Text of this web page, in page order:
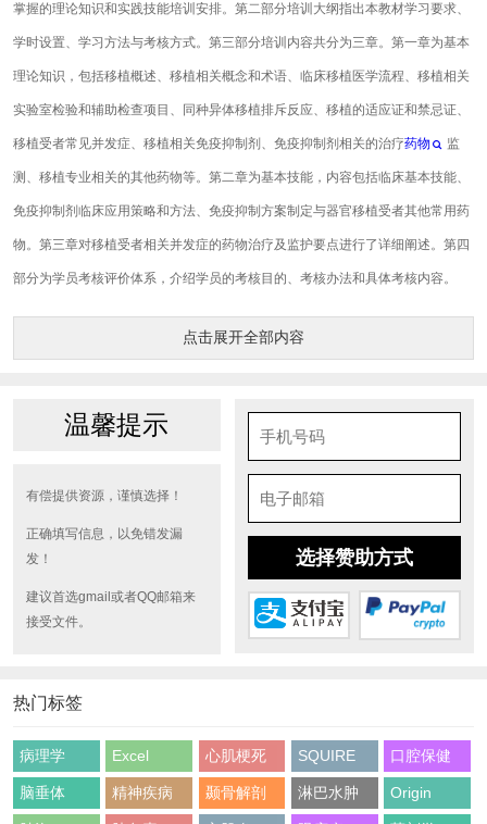
掌握的理论知识和实践技能培训安排。第二部分培训大纲指出本教材学习要求、
学时设置、学习方法与考核方式。第三部分培训内容共分为三章。第一章为基本
理论知识，包括移植概述、移植相关概念和术语、临床移植医学流程、移植相关
实验室检验和辅助检查项目、同种异体移植排斥反应、移植的适应证和禁忌证、
移植受者常见并发症、移植相关免疫抑制剂、免疫抑制剂相关的治疗药物 监
测、移植专业相关的其他药物等。第二章为基本技能，内容包括临床基本技能、
免疫抑制剂临床应用策略和方法、免疫抑制方案制定与器官移植受者其他常用药
物。第三章对移植受者相关并发症的药物治疗及监护要点进行了详细阐述。第四
部分为学员考核评价体系，介绍学员的考核目的、考核办法和具体考核内容。
点击展开全部内容
温馨提示
有偿提供资源，谨慎选择！
正确填写信息，以免错发漏
发！
建议首选gmail或者QQ邮箱来
接受文件。
选择赞助方式
热门标签
病理学 Excel 心肌梗死 SQUIRE 口腔保健
脑垂体 精神疾病 颞骨解剖 淋巴水肿 Origin